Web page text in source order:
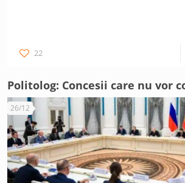
22
Politolog: Concesii care nu vor
26/12